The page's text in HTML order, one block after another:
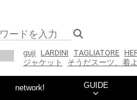
guji LARDINI TAGLIATORE
ジャケット
そうだスーツ、着よ
network! GUIDE